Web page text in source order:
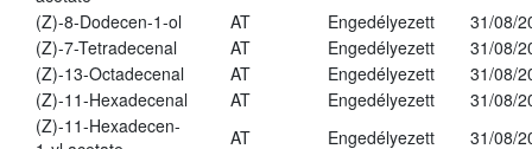
(Z)-8-Dodecen-1-ol
AT Engedélyezett
31/08/
(Z)-7-Tetradecenal
AT Engedélyezett
31/08/
(Z)-13-Octadecenal
AT Engedélyezett
31/08/
(Z)-11-Hexadecenal
AT Engedélyezett
31/08/
(Z)-11-Hexadecen-
AT Engedélyezett
31/08/